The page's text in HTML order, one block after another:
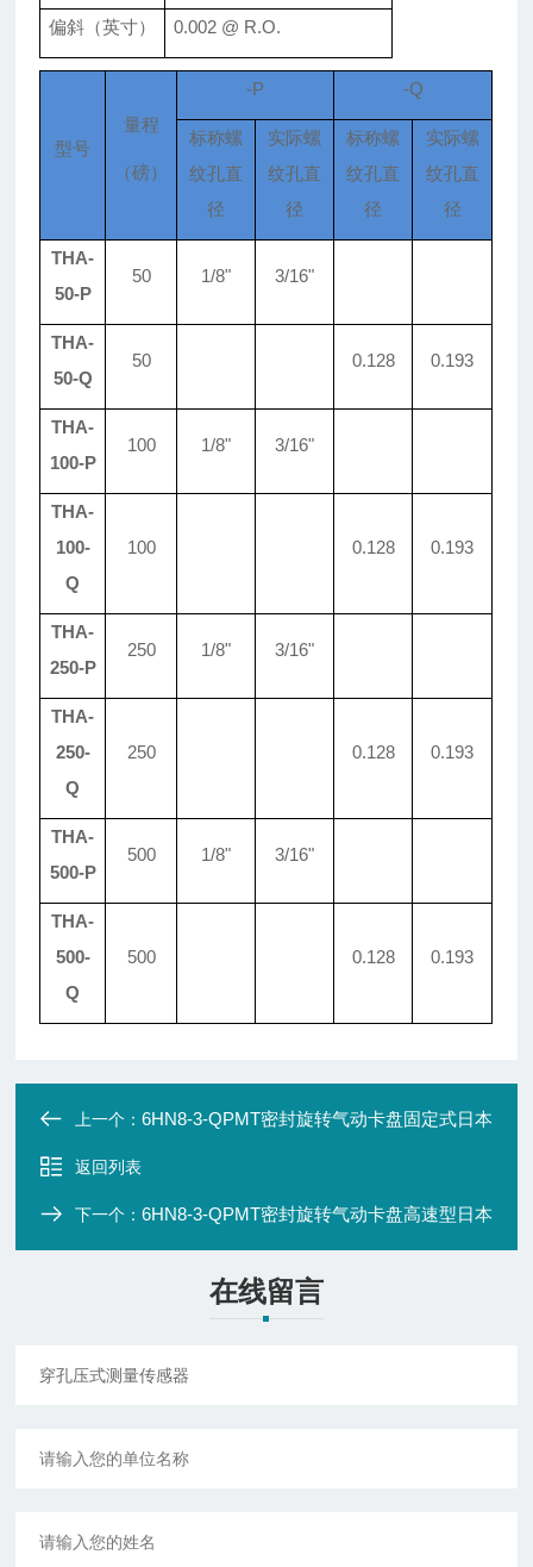
偏斜（英寸） 0.002 @ R.O.
型号
量程
（磅）
-P -Q
标称螺
纹孔直
径
实际螺
纹孔直
径
标称螺
纹孔直
径
实际螺
纹孔直
径
THA-
50-P
50 1/8" 3/16"
THA-
50-Q
50 0.128 0.193
THA-
100-P
100 1/8" 3/16"
THA-
100-
Q
100 0.128 0.193
THA-
250-P
250 1/8" 3/16"
THA-
250-
Q
250 0.128 0.193
THA-
500-P
500 1/8" 3/16"
THA-
500-
Q
500 0.128 0.193
上一个：6HN8-3-QPMT密封旋转气动卡盘固定式日本
返回列表
下一个：6HN8-3-QPMT密封旋转气动卡盘高速型日本
在线留言